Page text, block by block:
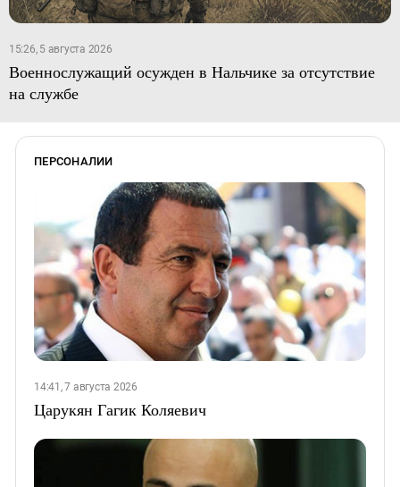
15:26, 5 августа 2026
Военнослужащий осужден в Нальчике за отсутствие
на службе
ПЕРСОНАЛИИ
14:41, 7 августа 2026
Царукян Гагик Коляевич